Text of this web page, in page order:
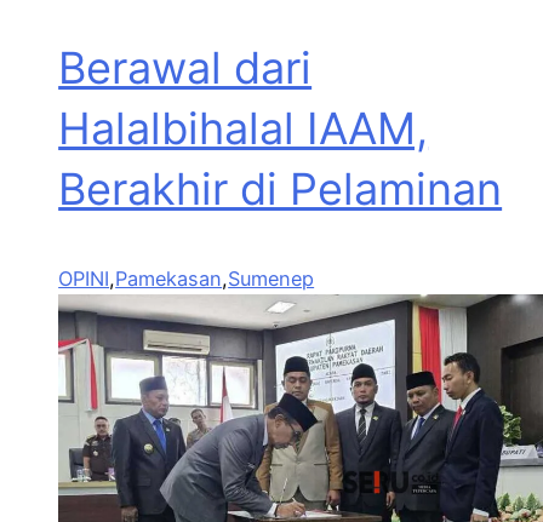
Berawal dari
Halalbihalal IAAM,
Berakhir di Pelaminan
OPINI,Pamekasan,Sumenep